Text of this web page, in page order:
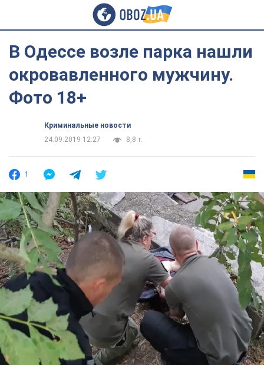
В Одессе возле парка нашли
окровавленного мужчину.
Фото 18+
Криминальные новости
24.09.2019 12:27
8,8 т.
1